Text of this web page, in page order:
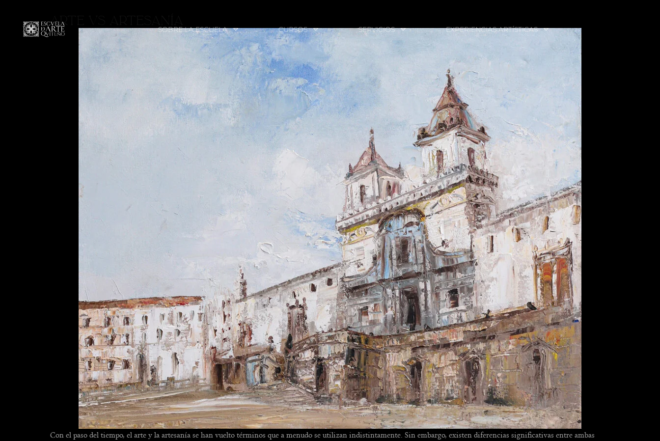
SOBRE LA ESCUELA CURSOS SERVICIOS EXPERIENCIAS ARTÍSTICAS
ARTE VS ARTESANÍA
Con el paso del tiempo, el arte y la artesanía se han vuelto términos que a menudo se utilizan indistintamente. Sin embargo, existen diferencias significativas entre ambas